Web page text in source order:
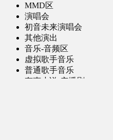
MMD区
演唱会
初音未来演唱会
其他演出
音乐-音频区
虚拟歌手音乐
普通歌手音乐
有声小说-广播剧